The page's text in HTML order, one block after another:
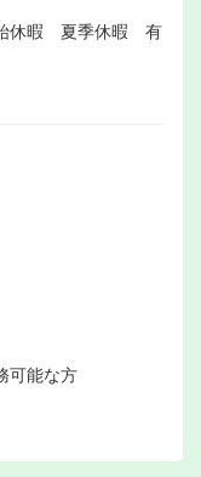
休暇 夏季休暇 有
可能な方